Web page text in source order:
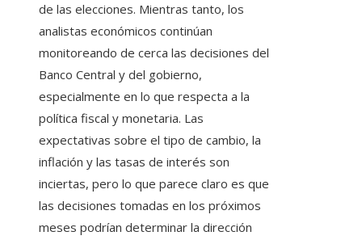
de las elecciones. Mientras tanto, los
analistas económicos continúan
monitoreando de cerca las decisiones del
Banco Central y del gobierno,
especialmente en lo que respecta a la
política fiscal y monetaria. Las
expectativas sobre el tipo de cambio, la
inflación y las tasas de interés son
inciertas, pero lo que parece claro es que
las decisiones tomadas en los próximos
meses podrían determinar la dirección